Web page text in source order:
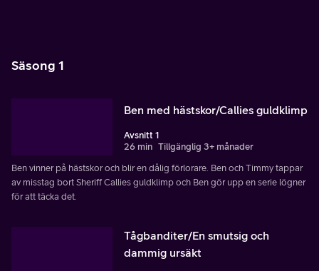
Säsong 1
Ben med hästskor/Callies guldklimp
Avsnitt 1
26 min Tillgänglig 3+ månader
Ben vinner på hästskor och blir en dålig förlorare. Ben och Timmy tappar
av misstag bort Sheriff Callies guldklimp och Ben gör upp en serie lögner
för att täcka det.
Tågbanditer/En smutsig och
dammig ursäkt